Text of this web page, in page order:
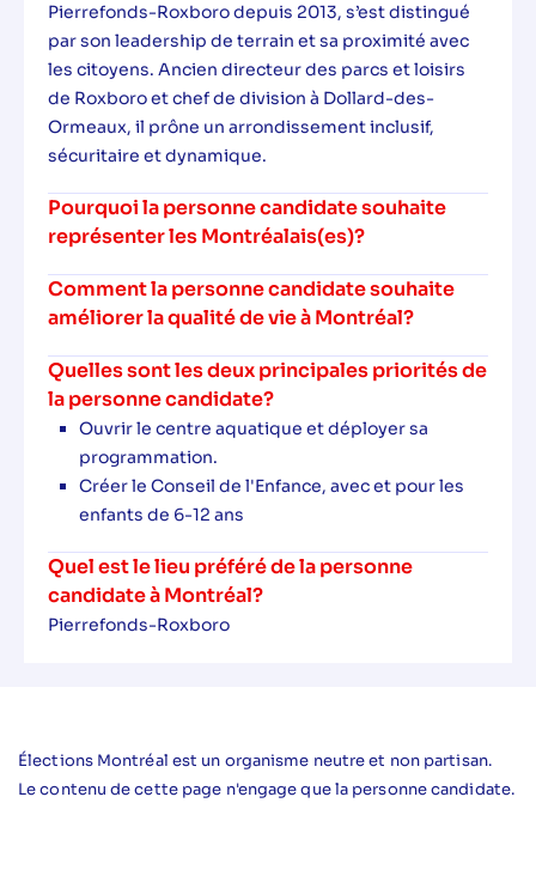
Pierrefonds-Roxboro depuis 2013, s’est distingué
par son leadership de terrain et sa proximité avec
les citoyens. Ancien directeur des parcs et loisirs
de Roxboro et chef de division à Dollard-des-
Ormeaux, il prône un arrondissement inclusif,
sécuritaire et dynamique.
Pourquoi la personne candidate souhaite
représenter les Montréalais(es)?
Comment la personne candidate souhaite
améliorer la qualité de vie à Montréal?
Quelles sont les deux principales priorités de
la personne candidate?
Ouvrir le centre aquatique et déployer sa
programmation.
Créer le Conseil de l'Enfance, avec et pour les
enfants de 6-12 ans
Quel est le lieu préféré de la personne
candidate à Montréal?
Pierrefonds-Roxboro
Élections Montréal est un organisme neutre et non partisan.
Le contenu de cette page n'engage que la personne candidate.